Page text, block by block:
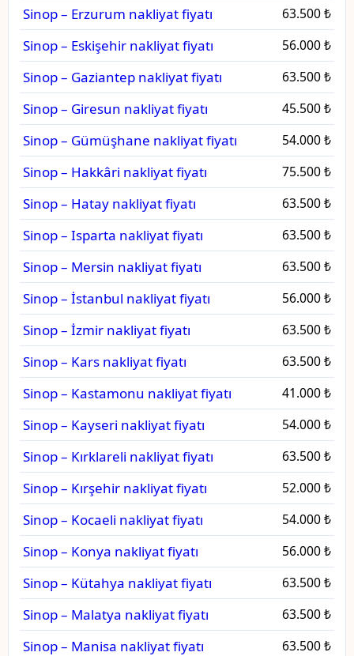
Sinop – Erzurum nakliyat fiyatı 63.500 ₺
Sinop – Eskişehir nakliyat fiyatı 56.000 ₺
Sinop – Gaziantep nakliyat fiyatı 63.500 ₺
Sinop – Giresun nakliyat fiyatı 45.500 ₺
Sinop – Gümüşhane nakliyat fiyatı 54.000 ₺
Sinop – Hakkâri nakliyat fiyatı 75.500 ₺
Sinop – Hatay nakliyat fiyatı 63.500 ₺
Sinop – Isparta nakliyat fiyatı 63.500 ₺
Sinop – Mersin nakliyat fiyatı 63.500 ₺
Sinop – İstanbul nakliyat fiyatı 56.000 ₺
Sinop – İzmir nakliyat fiyatı 63.500 ₺
Sinop – Kars nakliyat fiyatı 63.500 ₺
Sinop – Kastamonu nakliyat fiyatı 41.000 ₺
Sinop – Kayseri nakliyat fiyatı 54.000 ₺
Sinop – Kırklareli nakliyat fiyatı 63.500 ₺
Sinop – Kırşehir nakliyat fiyatı 52.000 ₺
Sinop – Kocaeli nakliyat fiyatı 54.000 ₺
Sinop – Konya nakliyat fiyatı 56.000 ₺
Sinop – Kütahya nakliyat fiyatı 63.500 ₺
Sinop – Malatya nakliyat fiyatı 63.500 ₺
Sinop – Manisa nakliyat fiyatı 63.500 ₺